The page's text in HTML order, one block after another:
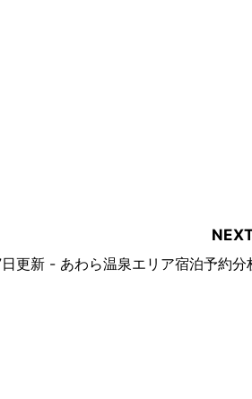
更新 - あわら温泉エリア宿泊予約分